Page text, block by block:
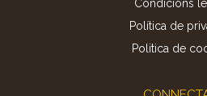
Condicions
Política de
Politica de